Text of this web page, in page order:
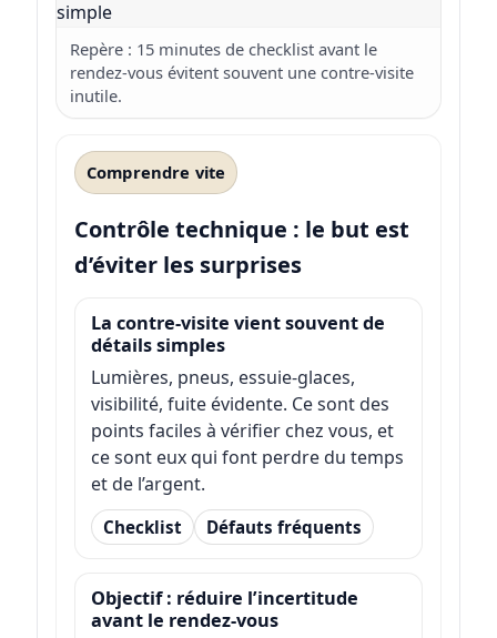
Repère : 15 minutes de checklist avant le
rendez-vous évitent souvent une contre-visite
inutile.
Comprendre vite
Contrôle technique : le but est
d’éviter les surprises
La contre-visite vient souvent de
détails simples
Lumières, pneus, essuie-glaces,
visibilité, fuite évidente. Ce sont des
points faciles à vérifier chez vous, et
ce sont eux qui font perdre du temps
et de l’argent.
Checklist Défauts fréquents
Objectif : réduire l’incertitude
avant le rendez-vous